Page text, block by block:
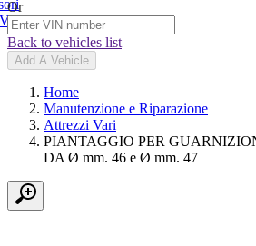
Vari
Or
Back to vehicles list
Add A Vehicle
Home
Manutenzione e Riparazione
Attrezzi Vari
PIANTAGGIO PER
DA Ø mm. 46 e Ø mm. 47